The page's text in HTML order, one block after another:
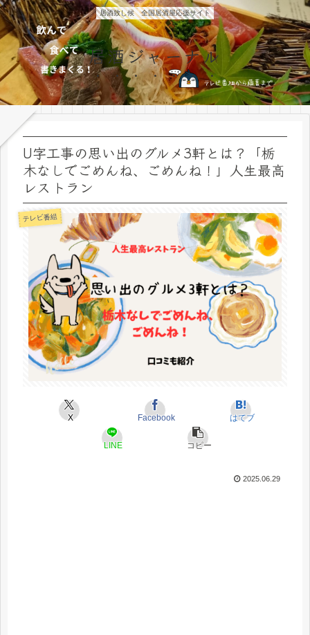
居酒致し候 全国居酒屋応援サイト
居酒ジャーナル
U字工事の思い出のグルメ3軒とは？「栃
木なしでごめんね、ごめんね！」人生最高
レストラン
テレビ番組
X Facebook はてブ
LINE コピー
2025.06.29